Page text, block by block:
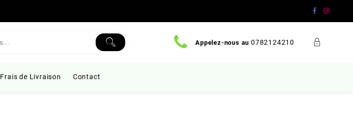
Appelez-nous au 0782124210
Frais de Livraison Contact